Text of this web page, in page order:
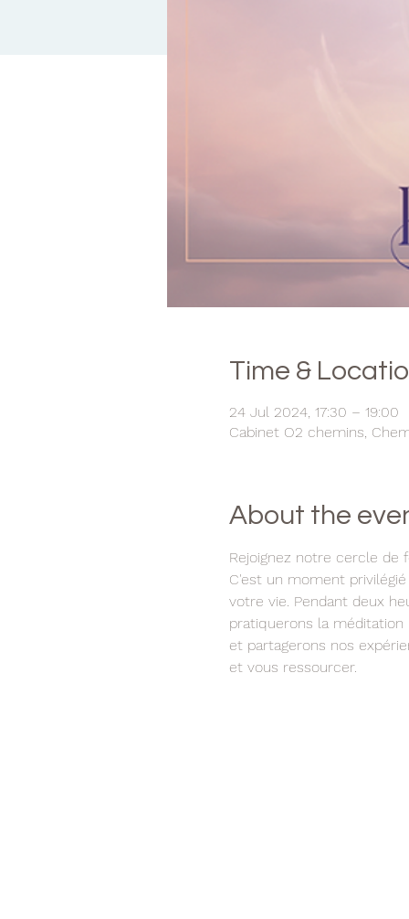
Time &
24 Jul 2024, 17:30 – 19:00
Cabinet O2 chemins,
About the
Rejoignez notre cercle de
C'est un moment
votre vie. Pendant deux
pratiquerons la
et partagerons nos
et vous ressourcer.